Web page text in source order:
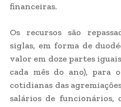
financeiras.
Os recursos são
siglas, em forma de
valor em doze partes
cada mês do ano), para
cotidianas das
salários de funcionários,